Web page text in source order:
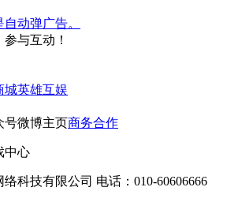
动弹广告。
与互动！
城英雄互娱
号微博主页商务合作
中心
科技有限公司 电话：010-60606666